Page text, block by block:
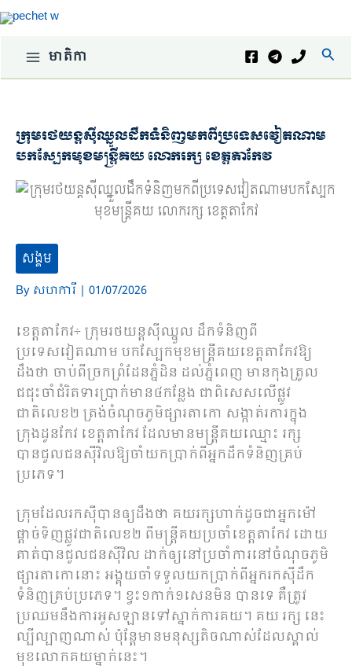
Skip
to
មាតិកា
ក្រុមរថយន្តសុីឈ្នួលដឹកទំនិញមកពីប្រទេសវៀតណាម
បកស្បែកមុខមន្ត្រីគយ លោករក្ស ខេត្តតាកែវ
សង្គម
By សហការី | 01/07/2026
ខេត្តតាកែវ÷ ក្រុមរថយន្តសុីឈ្នួល ដឹកទំនិញពី
ប្រទេសវៀតណាម បកស្បែកមុខមន្ត្រីគយខេត្តតាកែវឱ្យ
ដឹងថា ចាប់ពីច្រកព្រំដែនភ្នំដិន ដល់ភ្នំពេញ មានកុងត្រូល
ជជុះចាំជំរិតទារប្រាក់មាន៤កន្លែង ជាពិសេសលើផ្លូវ
ជាតិលេខ២ ត្រង់ចំណុចភូមិផ្សារតាកោ សង្កាត់រការក្នុង
ក្រុងដូនកែវ ខេត្តតាកែវ ដែលមានមន្ត្រីគយឈ្មោះ រក្ស
បានជួលជនស៊ីវិលឱ្យចាំយកប្រាក់ពីអ្នកដឹកទំនិញគ្រប់
ប្រភេទ។
ក្រុមដែលរកស៊ីបានឲ្យដឹងថា គយរក្សហាក់ដូចជាអ្នកម៉ៅ
ផ្ដាច់ទិញផ្លូវជាតិលេខ២ ពីមន្ត្រីគយប្រចាំខេត្តតាកែវ ដោយ
គាត់បានជួលជនស៊ីវិល ដាក់ឲ្យនៅប្រចាំការនៅចំណុចភូមិ
ផ្សារតាកោនោះ អង្គុយចាំទទួលយកប្រាក់ពីអ្នករកស៊ីដឹក
ទំនិញគ្រប់ប្រភេទ។ ខ្វះ១កាក់១សេនមិន បានទេ គឺត្រូវ
ប្រឈមនឹងការអូសឡានទៅស្នាក់ការគយ។ គយ រក្ស នេះ
ល្បីល្បាញណាស់ ប៉ុន្តែមានមនុស្សតិចណាស់ដែលស្គាល់
មុខលោកគយម្នាក់នេះ។